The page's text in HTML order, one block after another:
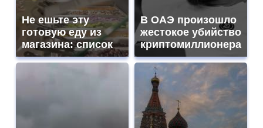
Не ешьте эту
готовую еду из
магазина: список
В ОАЭ произошло
жестокое убийство
криптомиллионера